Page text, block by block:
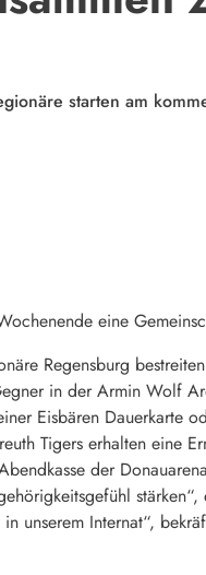
starten am
eine
Regensburg
in der Armin Wolf
Eisbären Dauerkarte
Tigers erhalten eine
der
unserem Internat“,